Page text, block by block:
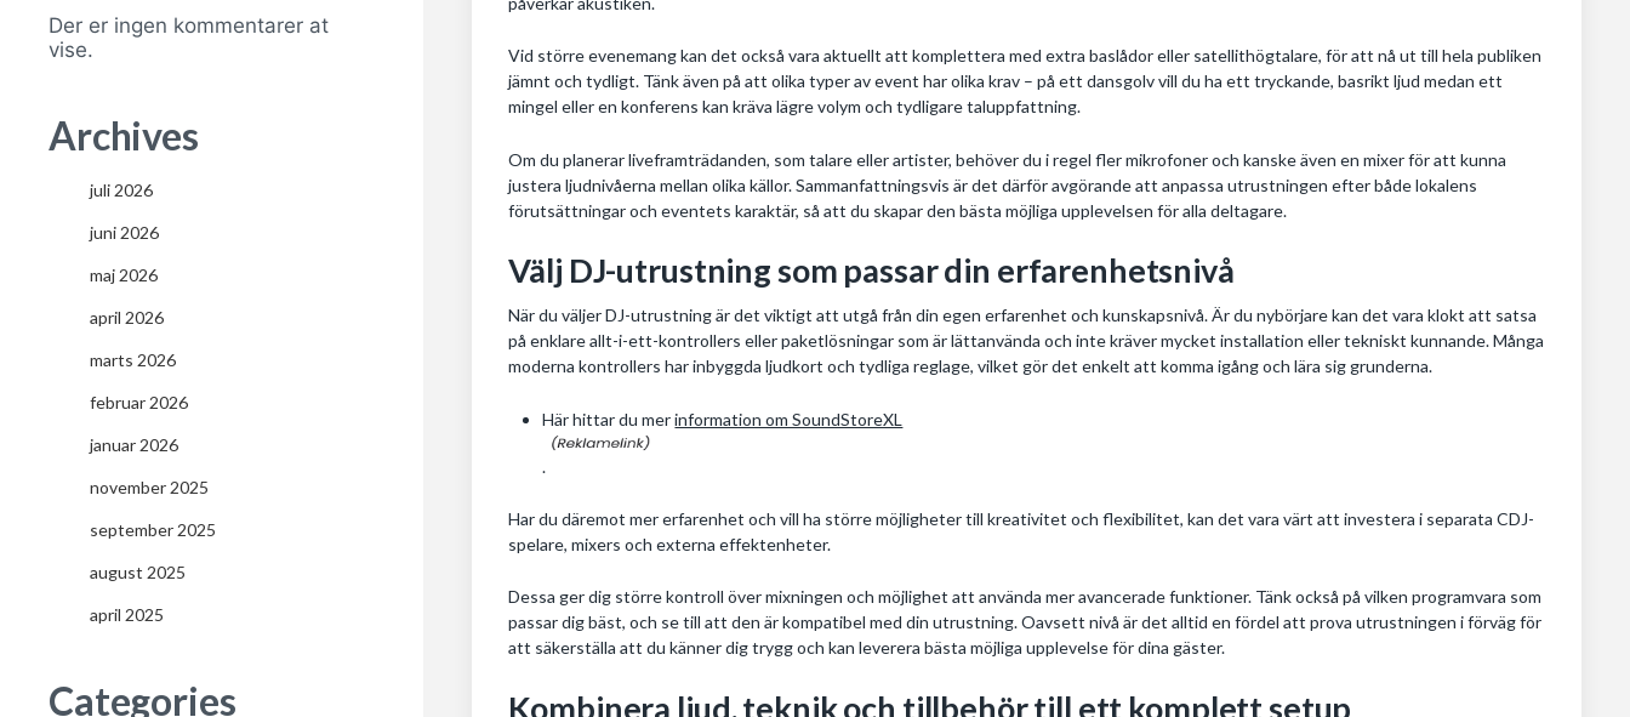
Der er ingen kommentarer at
vise.
Archives
juli 2026
juni 2026
maj 2026
april 2026
marts 2026
februar 2026
januar 2026
november 2025
september 2025
august 2025
april 2025
Categories
Vid större evenemang kan det också vara aktuellt att komplettera med extra baslådor eller satellithögtalare, för att nå ut till hela publiken
jämnt och tydligt. Tänk även på att olika typer av event har olika krav – på ett dansgolv vill du ha ett tryckande, basrikt ljud medan ett
mingel eller en konferens kan kräva lägre volym och tydligare taluppfattning.
Om du planerar liveframträdanden, som talare eller artister, behöver du i regel fler mikrofoner och kanske även en mixer för att kunna
justera ljudnivåerna mellan olika källor. Sammanfattningsvis är det därför avgörande att anpassa utrustningen efter både lokalens
förutsättningar och eventets karaktär, så att du skapar den bästa möjliga upplevelsen för alla deltagare.
Välj DJ-utrustning som passar din erfarenhetsnivå
När du väljer DJ-utrustning är det viktigt att utgå från din egen erfarenhet och kunskapsnivå. Är du nybörjare kan det vara klokt att satsa
på enklare allt-i-ett-kontrollers eller paketlösningar som är lättanvända och inte kräver mycket installation eller tekniskt kunnande. Många
moderna kontrollers har inbyggda ljudkort och tydliga reglage, vilket gör det enkelt att komma igång och lära sig grunderna.
Här hittar du merinformation om SoundStoreXL
.
Har du däremot mer erfarenhet och vill ha större möjligheter till kreativitet och flexibilitet, kan det vara värt att investera i separata CDJ-
spelare, mixers och externa effektenheter.
Dessa ger dig större kontroll över mixningen och möjlighet att använda mer avancerade funktioner. Tänk också på vilken programvara som
passar dig bäst, och se till att den är kompatibel med din utrustning. Oavsett nivå är det alltid en fördel att prova utrustningen i förväg för
att säkerställa att du känner dig trygg och kan leverera bästa möjliga upplevelse för dina gäster.
Kombinera ljud, teknik och tillbehör till ett komplett setup